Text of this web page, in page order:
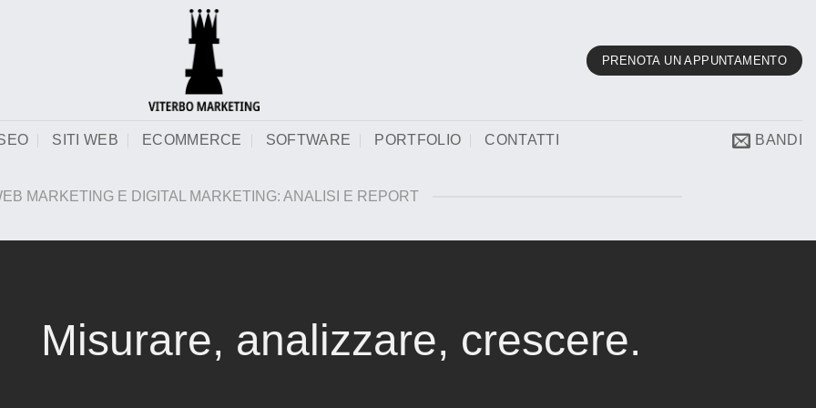
PRENOTA UN APPUNTAMENTO
SITI WEB ECOMMERCE SOFTWARE PORTFOLIO CONTATTI BANDI
MARKETING E DIGITAL MARKETING: ANALISI E REPORT
Misurare, analizzare, crescere.